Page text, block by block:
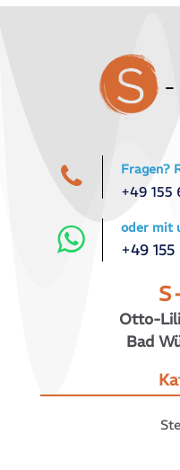
Fragen?
+49 155
oder mit
+49
Otto-
Bad